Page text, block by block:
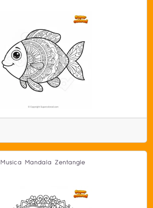
Musica Mandala Zentangle